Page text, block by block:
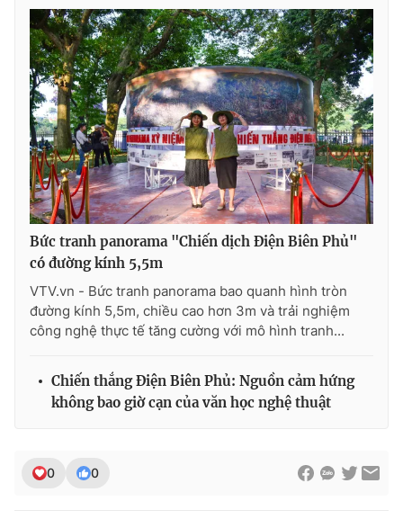
Bức tranh panorama "Chiến dịch Điện Biên Phủ"
có đường kính 5,5m
VTV.vn - Bức tranh panorama bao quanh hình tròn
đường kính 5,5m, chiều cao hơn 3m và trải nghiệm
công nghệ thực tế tăng cường với mô hình tranh...
Chiến thắng Điện Biên Phủ: Nguồn cảm hứng
không bao giờ cạn của văn học nghệ thuật
0 0